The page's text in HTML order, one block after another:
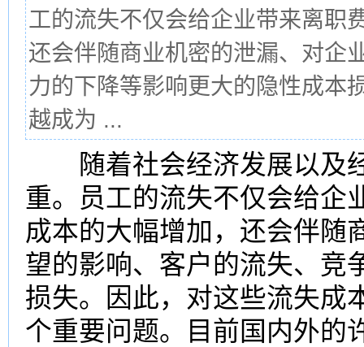
工的流失不仅会给企业带来离职
还会伴随商业机密的泄漏、对企
力的下降等影响更大的隐性成本
越成为 ...
随着社会经济发展以及
重。员工的流失不仅会给企
成本的大幅增加，还会伴随
望的影响、客户的流失、竞
损失。因此，对这些流失成
个重要问题。目前国内外的